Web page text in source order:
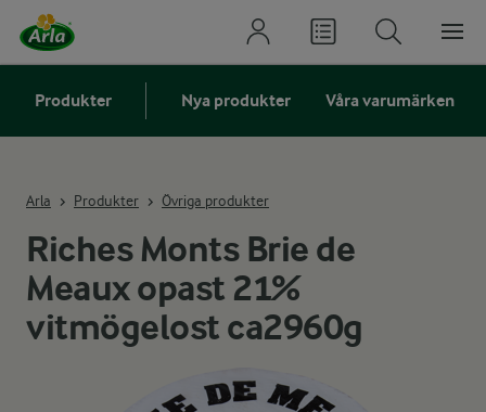
Produkter Nya produkter Våra varumärken
Arla Produkter Övriga produkter
Riches Monts Brie de
Meaux opast 21%
vitmögelost ca2960g